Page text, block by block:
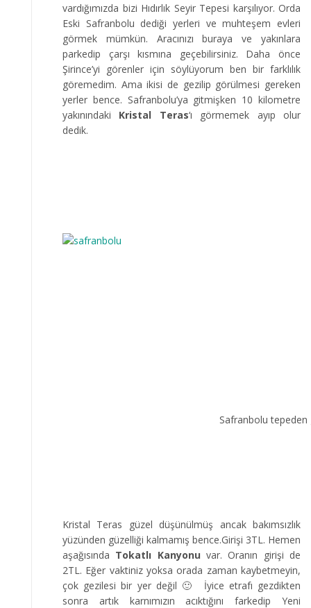
vardığımızda bizi Hıdırlık Seyir Tepesi karşılıyor. Orda
Eski Safranbolu dediği yerleri ve muhteşem evleri
görmek mümkün. Aracınızı buraya ve yakınlara
parkedip çarşı kısmına geçebilirsiniz. Daha önce
Şirince’yi görenler için söylüyorum ben bir farklılık
göremedim. Ama ikisi de gezilip görülmesi gereken
yerler bence. Safranbolu’ya gitmişken 10 kilometre
yakınındaki Kristal Teras‘ı görmemek ayıp olur
dedik.
Safranbolu tepeden
Kristal Teras güzel düşünülmüş ancak bakımsızlık
yüzünden güzelliği kalmamış bence.Girişi 3TL. Hemen
aşağısında Tokatlı Kanyonu var. Oranın girişi de
2TL. Eğer vaktiniz yoksa orada zaman kaybetmeyin,
çok gezilesi bir yer değil 🙂 İyice etrafı gezdikten
sonra artık karnımızın acıktığını farkedip Yeni